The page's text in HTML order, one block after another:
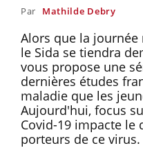
Par Mathilde Debry
Alors que la
le Sida se tiendra
vous propose une
dernières études
maladie que les
Aujourd'hui, focus
Covid-19 impacte le
porteurs de ce virus.